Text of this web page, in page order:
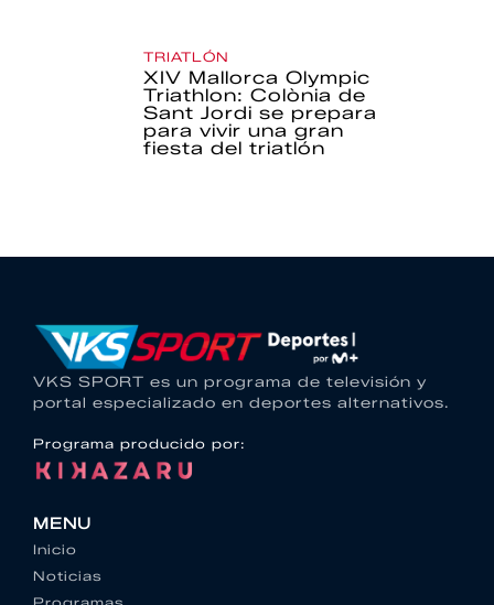
TRIATLÓN
XIV Mallorca Olympic
Triathlon: Colònia de
Sant Jordi se prepara
para vivir una gran
fiesta del triatlón
VKS SPORT es un programa de televisión y
portal especializado en deportes alternativos.
Programa producido por:
MENU
Inicio
Noticias